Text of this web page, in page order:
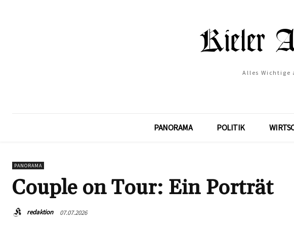
Alles
PANORAMA POLITIK
PANORAMA
Couple on Tour: Ein Porträt
redaktion 07.07.2026